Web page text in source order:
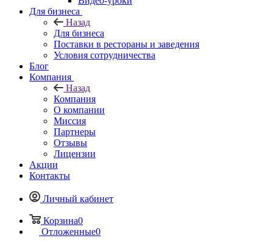
Для бизнеса
Назад
Для бизнеса
Поставки в рестораны и заведения
Условия сотрудничества
Блог
Компания
Назад
Компания
О компании
Миссия
Партнеры
Отзывы
Лицензии
Акции
Контакты
Личный кабинет
Корзина0
Отложенные0